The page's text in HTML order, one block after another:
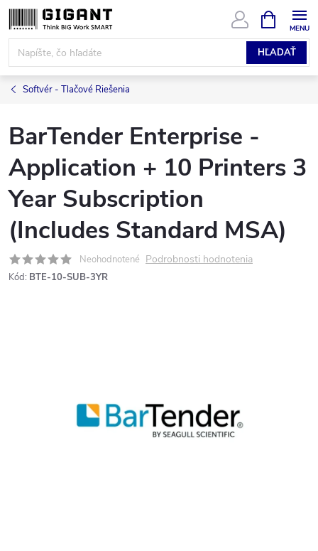
Prejsť
na
obsah
HĽADAŤ
KOŠÍK
Softvér - Tlačové Riešenia
BarTender Enterprise -
Application + 10 Printers 3
Year Subscription
(Includes Standard MSA)
Neohodnotené Podrobnosti hodnotenia
Kód: BTE-10-SUB-3YR